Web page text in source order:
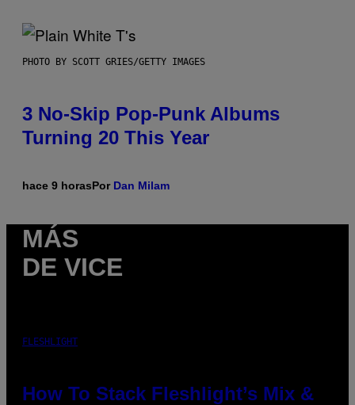
PHOTO BY SCOTT GRIES/GETTY IMAGES
3 No-Skip Pop-Punk Albums
Turning 20 This Year
hace 9 horasPor Dan Milam
MÁS
DE VICE
FLESHLIGHT
How To Stack Fleshlight’s Mix &